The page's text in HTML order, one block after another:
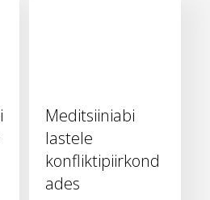
Meditsiiniabi
lastele
konfliktipiirkond
ades